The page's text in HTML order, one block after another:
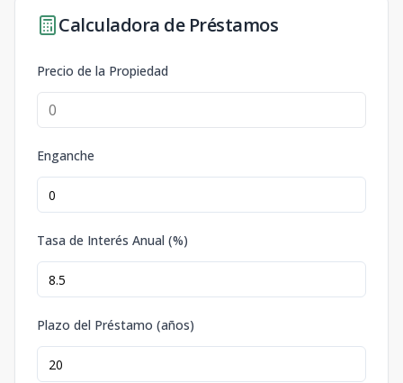
Calculadora de Préstamos
Precio de la Propiedad
Enganche
Tasa de Interés Anual (%)
Plazo del Préstamo (años)